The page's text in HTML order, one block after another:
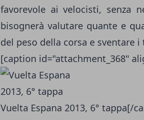
favorevole ai velocisti, senza
bisognerà valutare quante e
del peso della corsa e sventare
[caption id="attachment_368"
Vuelta Espana 2013, 6° tappa[/